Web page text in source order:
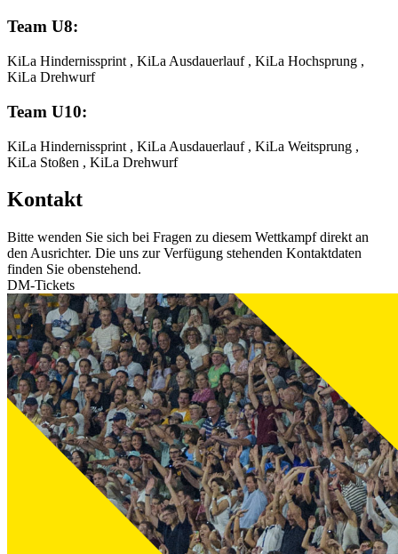
Team U8:
KiLa Hindernissprint , KiLa Ausdauerlauf , KiLa Hochsprung ,
KiLa Drehwurf
Team U10:
KiLa Hindernissprint , KiLa Ausdauerlauf , KiLa Weitsprung ,
KiLa Stoßen , KiLa Drehwurf
Kontakt
Bitte wenden Sie sich bei Fragen zu diesem Wettkampf direkt an
den Ausrichter. Die uns zur Verfügung stehenden Kontaktdaten
finden Sie obenstehend.
DM-Tickets